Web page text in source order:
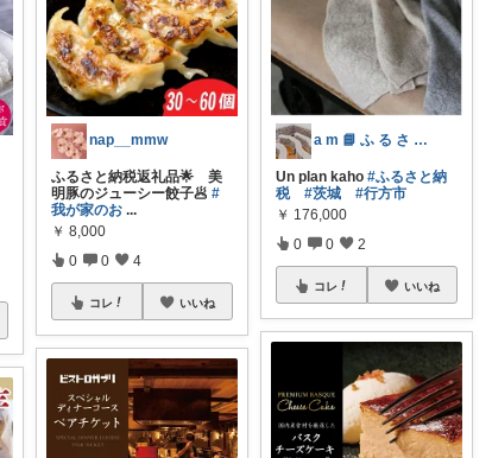
nap__mmw
ふるさと納税返礼品🌟 美
明豚のジューシー餃子🥟#
我が家のお ...
￥ 8,000
0 0 4
コレ いいね
a m 📘 ふ る さ と 納 税 本
Un plan kaho#ふるさと納
税
#茨城
#行方市
￥ 176,000
0 0 2
コレ いいね